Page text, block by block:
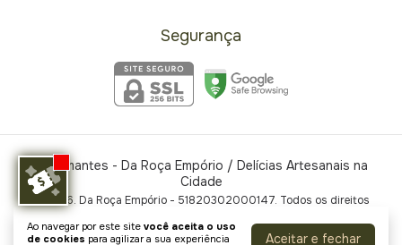
Ao navegar por este site você aceita o uso
de cookies para agilizar a sua experiência Aceitar e fechar
Segurança
Espumantes - Da Roça Empório / Delícias Artesanais na
Cidade
©2026. Da Roça Empório - 51820302000147. Todos os direitos